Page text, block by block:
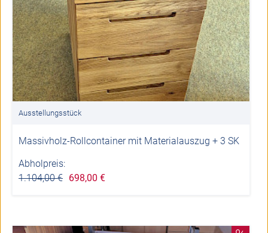
Ausstellungsstück
Massivholz-Rollcontainer mit Materialauszug + 3 SK
Abholpreis:
1.104,00 € 698,00 €